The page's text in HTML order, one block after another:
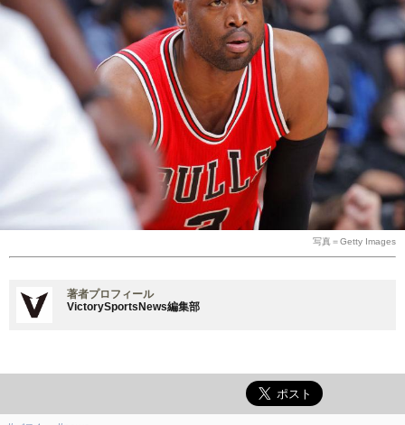
写真＝Getty Images
著者プロフィール
VictorySportsNews編集部